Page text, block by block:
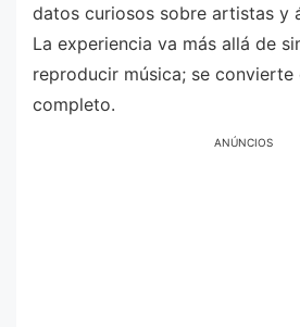
datos curiosos sobre artistas y
La experiencia va más allá de
reproducir música; se convierte
completo.
ANÚNCIOS